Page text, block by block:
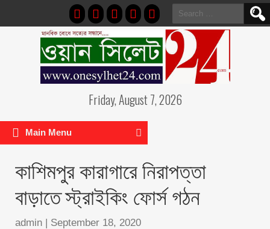
Search
for:
Friday, August 7, 2026
Main Menu
কাশিমপুর কারাগারে নিরাপত্তা
বাড়াতে স্ট্রাইকিং ফোর্স গঠন
admin | September 18, 2020